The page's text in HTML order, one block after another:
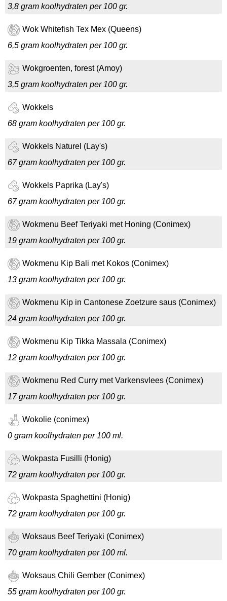
3,8 gram koolhydraten per 100 gr.
Wok Whitefish Tex Mex (Queens)
6,5 gram koolhydraten per 100 gr.
Wokgroenten, forest (Amoy)
3,5 gram koolhydraten per 100 gr.
Wokkels
68 gram koolhydraten per 100 gr.
Wokkels Naturel (Lay's)
67 gram koolhydraten per 100 gr.
Wokkels Paprika (Lay's)
67 gram koolhydraten per 100 gr.
Wokmenu Beef Teriyaki met Honing (Conimex)
19 gram koolhydraten per 100 gr.
Wokmenu Kip Bali met Kokos (Conimex)
13 gram koolhydraten per 100 gr.
Wokmenu Kip in Cantonese Zoetzure saus (Conimex)
24 gram koolhydraten per 100 gr.
Wokmenu Kip Tikka Massala (Conimex)
12 gram koolhydraten per 100 gr.
Wokmenu Red Curry met Varkensvlees (Conimex)
17 gram koolhydraten per 100 gr.
Wokolie (conimex)
0 gram koolhydraten per 100 ml.
Wokpasta Fusilli (Honig)
72 gram koolhydraten per 100 gr.
Wokpasta Spaghettini (Honig)
72 gram koolhydraten per 100 gr.
Woksaus Beef Teriyaki (Conimex)
70 gram koolhydraten per 100 ml.
Woksaus Chili Gember (Conimex)
55 gram koolhydraten per 100 gr.